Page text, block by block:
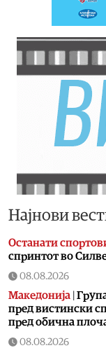
Најнови
Останати
спринтот во
08.08.2026
Македонија
пред вистински
пред обична
08.08.2026